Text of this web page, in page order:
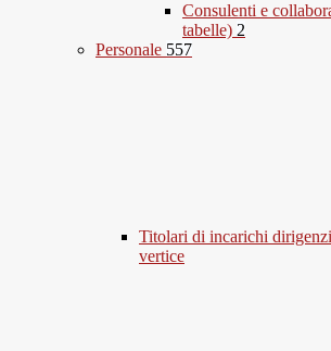
Consulenti e
tabelle) 2
Personale 557
Titolari di incarichi
vertice